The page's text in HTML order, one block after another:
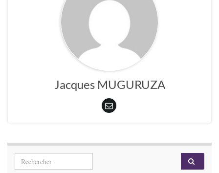
Jacques MUGURUZA
Search for: